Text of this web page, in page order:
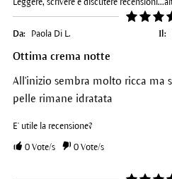
Leggere, scrivere e discutere recensioni...
Da: Paola Di L. Il:
Ottima crema notte
All'inizio sembra molto ricca ma
pelle rimane idratata
E' utile la recensione?
0Vote/s 0Vote/s